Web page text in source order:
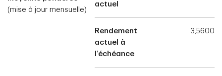
(mise à jour mensuelle)
actuel
Rendement
actuel à
l’échéance
3,5600